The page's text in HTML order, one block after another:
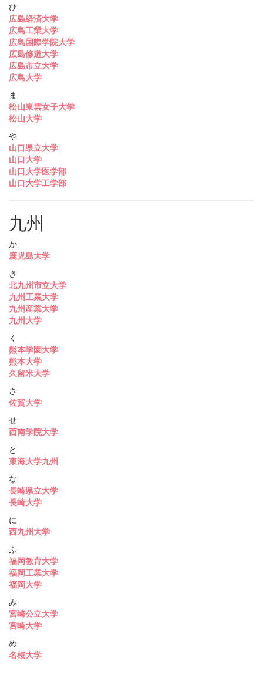
ひ
広島経済大学
広島工業大学
広島国際学院大学
広島修道大学
広島市立大学
広島大学
ま
松山東雲女子大学
松山大学
や
山口県立大学
山口大学
山口大学医学部
山口大学工学部
九州
か
鹿児島大学
き
北九州市立大学
九州工業大学
九州産業大学
九州大学
く
熊本学園大学
熊本大学
久留米大学
さ
佐賀大学
せ
西南学院大学
と
東海大学九州
な
長崎県立大学
長崎大学
に
西九州大学
ふ
福岡教育大学
福岡工業大学
福岡大学
み
宮崎公立大学
宮崎大学
め
名桜大学